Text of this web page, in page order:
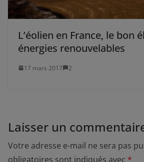
L’éolien en France, le bon
énergies renouvelables
17 mars 2017 2
Laisser un
Votre adresse e-mail ne sera pas
obligatoires sont indiqués avec *